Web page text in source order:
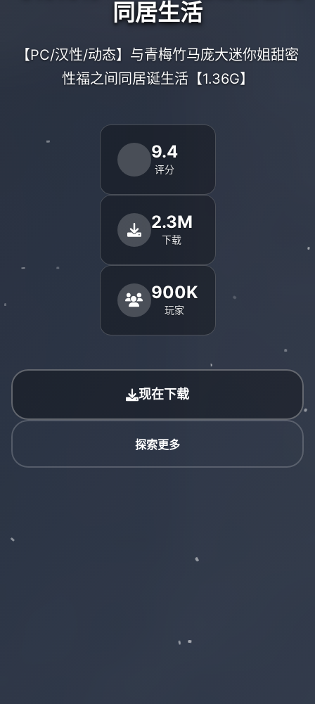
同居生活
【PC/汉性/动态】与青梅竹马庞大迷你姐甜密
性福之间同居诞生活【1.36G】
9.4
评分
2.3M
下载
900K
玩家
现在下载
探索更多